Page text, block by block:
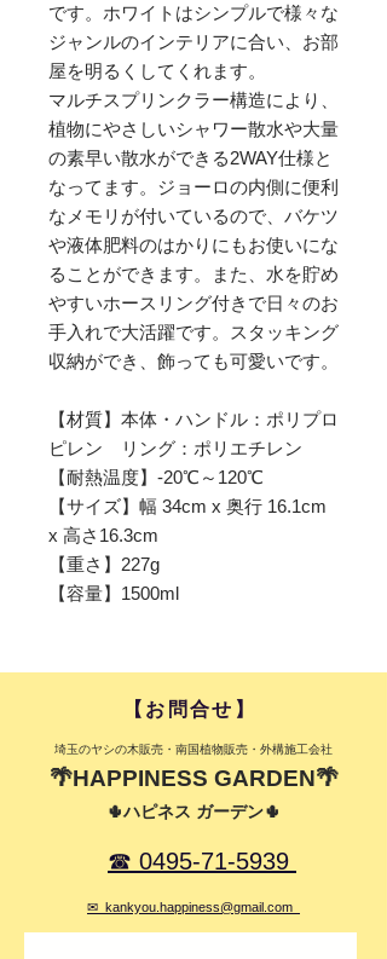
です。ホワイトはシンプルで様々な
ジャンルのインテリアに合い、お部
屋を明るくしてくれます。
マルチスプリンクラー構造により、
植物にやさしいシャワー散水や大量
の素早い散水ができる2WAY仕様と
なってます。ジョーロの内側に便利
なメモリが付いているので、バケツ
や液体肥料のはかりにもお使いにな
ることができます。また、水を貯め
やすいホースリング付きで日々のお
手入れで大活躍です。スタッキング
収納ができ、飾っても可愛いです。
【材質】本体・ハンドル：ポリプロ
ピレン リング：ポリエチレン
【耐熱温度】-20℃～120℃
【サイズ】幅 34cm x 奥行 16.1cm
x 高さ16.3cm
【重さ】227g
【容量】1500ml
​【お問合せ】​
​埼玉のヤシの木販売・南国植物販売・外構施工会社
🌴HAPPINESS GARDEN🌴
🌵ハピネス ガーデン🌵
☎ 0495-71-5939
✉ kankyou.happiness@gmail.com